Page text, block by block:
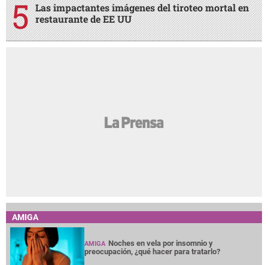
Las impactantes imágenes del tiroteo mortal en
restaurante de EE UU
AMIGA
AMIGA Noches en vela por insomnio y
preocupación, ¿qué hacer para tratarlo?